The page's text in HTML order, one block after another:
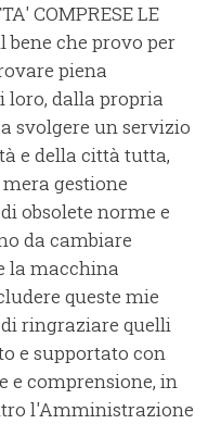
COMPRESE LE
bene che provo per
piena
loro, dalla propria
svolgere un servizio
e della città tutta,
gestione
obsolete norme e
da cambiare
la macchina
queste mie
ringraziare quelli
e supportato con
e comprensione, in
l'Amministrazione